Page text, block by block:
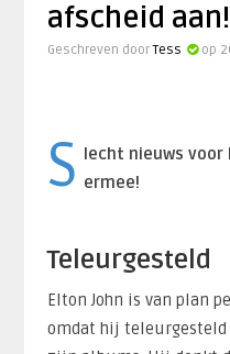
afscheid aan!
Geschreven doorTess op
S lecht nieuws voor
ermee!
Teleurgesteld
Elton John is van plan
omdat hij teleurgesteld